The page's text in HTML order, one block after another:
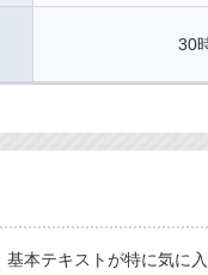
30
本テキストが特に気に